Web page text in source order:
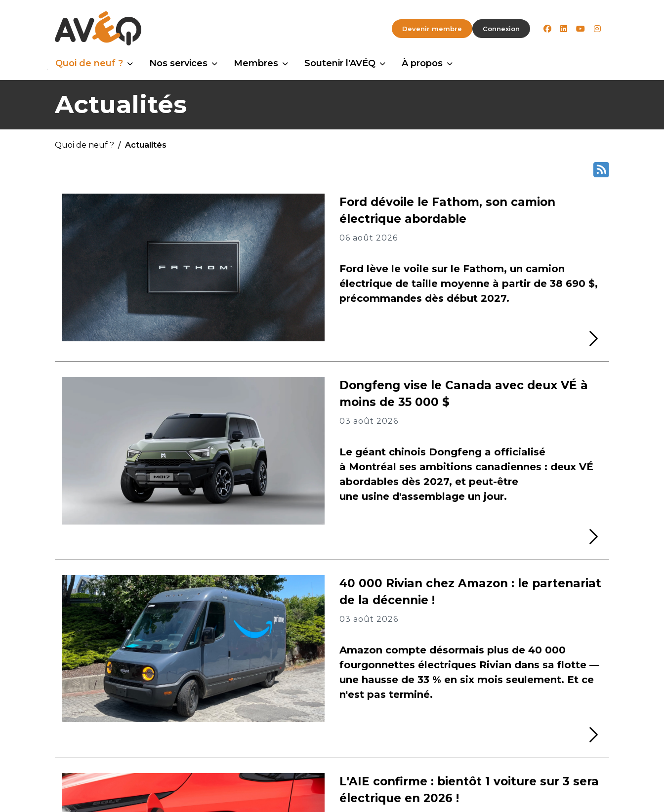
Devenir membre Connexion facebook
linkedinyoutubeinstagram
Quoi de neuf ? Nos services Membres Soutenir l'AVÉQ À propos
Actualités
Quoi de neuf ? Actualités
Ford dévoile le Fathom, son camion
électrique abordable
06 août 2026
Ford lève le voile sur le Fathom, un camion
électrique de taille moyenne à partir de 38 690 $,
précommandes dès début 2027.
Dongfeng vise le Canada avec deux VÉ à
moins de 35 000 $
03 août 2026
Le géant chinois Dongfeng a officialisé
à Montréal ses ambitions canadiennes : deux VÉ
abordables dès 2027, et peut-être
une usine d'assemblage un jour.
40 000 Rivian chez Amazon : le partenariat
de la décennie !
03 août 2026
Amazon compte désormais plus de 40 000
fourgonnettes électriques Rivian dans sa flotte —
une hausse de 33 % en six mois seulement. Et ce
n'est pas terminé.
L'AIE confirme : bientôt 1 voiture sur 3 sera
électrique en 2026 !